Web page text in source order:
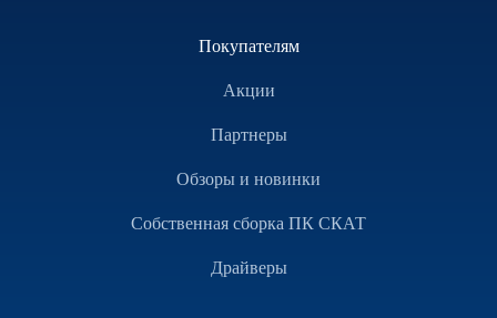
Покупателям
Акции
Партнеры
Обзоры и новинки
Собственная сборка ПК СКАТ
Драйверы